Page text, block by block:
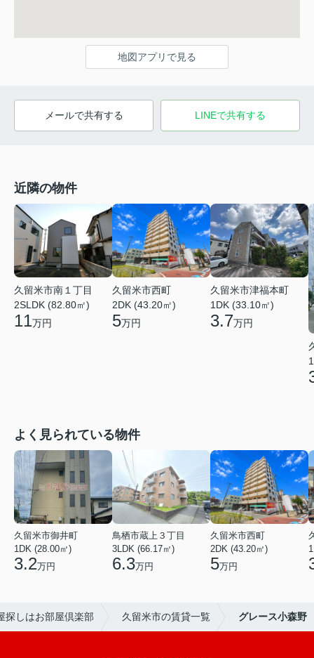
地図アプリで見る
メールで共有する LINEで共有する
近隣の物件
久留米市南１丁目
2SLDK (82.80㎡)
11万円
久留米市西町
2DK (43.20㎡)
5万円
久留米市津福本町
1DK (33.10㎡)
3.7万円
よく見られている物件
久留米市御井町
1DK (28.00㎡)
3.2万円
鳥栖市蔵上３丁目
3LDK (66.17㎡)
6.3万円
久留米市西町
2DK (43.20㎡)
5万円
探しはお部屋倶楽部 久留米市の賃貸一覧 グレース小森野